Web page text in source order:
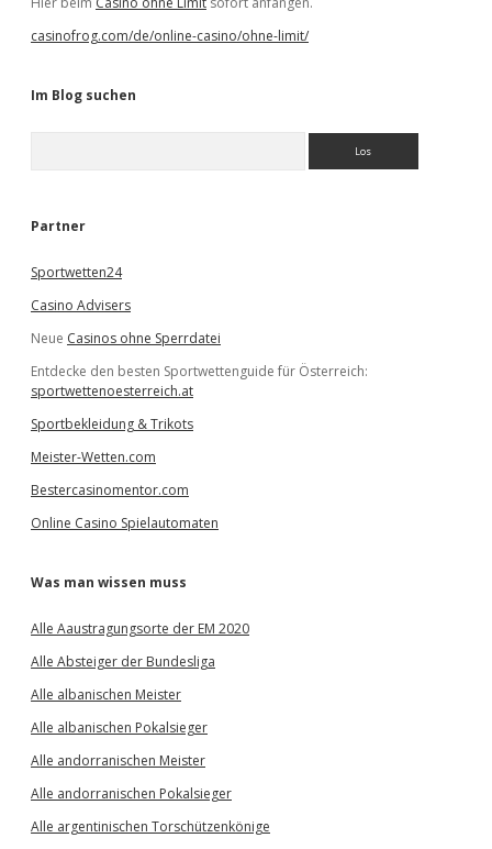
casinofrog.com/de/online-casino/ohne-limit/
Im Blog suchen
e
Partner
Sportwetten24
Casino Advisers
Neue Casinos ohne Sperrdatei
Entdecke den besten Sportwettenguide für Österreich:
sportwettenoesterreich.at
Sportbekleidung & Trikots
Meister-Wetten.com
Bestercasinomentor.com
Online Casino Spielautomaten
Was man wissen muss
Alle Aaustragungsorte der EM 2020
Alle Absteiger der Bundesliga
Alle albanischen Meister
Alle albanischen Pokalsieger
Alle andorranischen Meister
Alle andorranischen Pokalsieger
Alle argentinischen Torschützenkönige